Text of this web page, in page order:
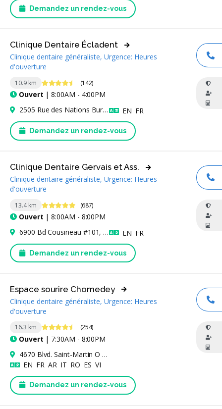
Demandez un rendez-vous
10.9 km 4.6 étoiles (142)
Ouvert | 8:00AM - 4:00PM
Clinique Dentaire Écladent
Clinique dentaire généraliste, Urgence: Heures
d'ouverture
Demandez un rendez-vous
2505 Rue des Nations Bur 201, Saint-Laurent, QC H4R 3C8, Canada EN Anglais
FR
13.4 km 4.9 étoiles (687)
Ouvert | 8:00AM - 8:00PM
Clinique Dentaire Gervais et Ass.
Clinique dentaire généraliste, Urgence: Heures
d'ouverture
Demandez un rendez-vous
6900 Bd Cousineau #101, Longueuil, QC J3Y 9A3, Canada EN Anglais
FR
16.3 km 4.6 étoiles (254)
Ouvert | 7:30AM - 8:00PM
Espace sourire Chomedey
Clinique dentaire généraliste, Urgence: Heures
d'ouverture
Demandez un rendez-vous
4670 Blvd. Saint-Martin O Suite 202, Laval, QC H7T 2Y2, Canada
EN Anglais
FR Français
AR Arabe
IT Italien
RO Roumain
ES Espagnol
VI